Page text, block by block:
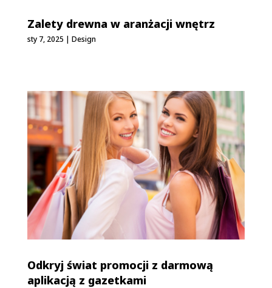
Zalety drewna w aranżacji wnętrz
sty 7, 2025 | Design
Odkryj świat promocji z darmową
aplikacją z gazetkami